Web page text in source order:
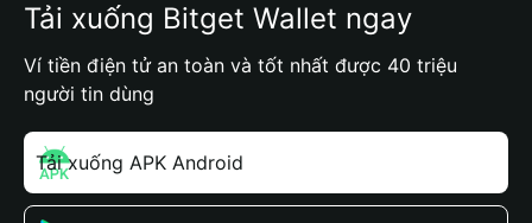
Tải xuống Bitget Wallet ngay
Ví tiền điện tử an toàn và tốt nhất được 40 triệu
người tin dùng
Tải xuống APK Android